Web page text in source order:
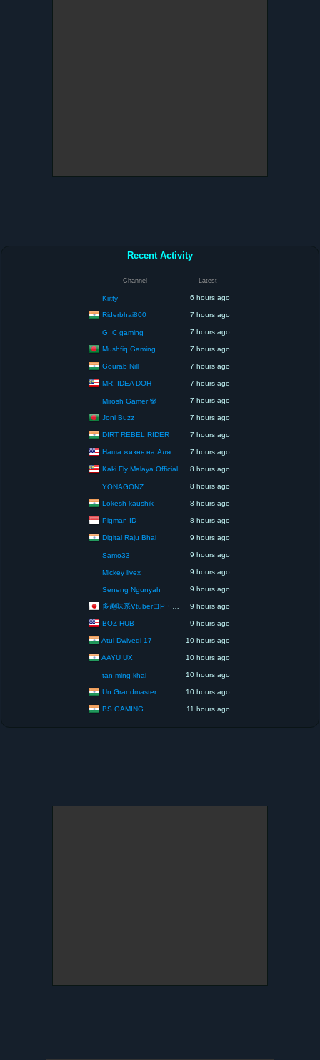
Recent Activity
Channel Latest
Kiitty 6 hours ago
Riderbhai800 7 hours ago
G_C gaming 7 hours ago
Mushfiq Gaming 7 hours ago
Gourab Nill 7 hours ago
MR. IDEA DOH 7 hours ago
Mirosh Gamer 🐼 7 hours ago
Joni Buzz 7 hours ago
DIRT REBEL RIDER 7 hours ago
Наша жизнь на Аляске США 7 hours ago
Kaki Fly Malaya Official 8 hours ago
YONAGONZ 8 hours ago
Lokesh kaushik 8 hours ago
Pigman ID 8 hours ago
Digital Raju Bhai 9 hours ago
Samo33 9 hours ago
Mickey livex 9 hours ago
Seneng Ngunyah 9 hours ago
多趣味系VtuberヨP・モリア・アダムス閣下（パペット使いヨP閣下） 9 hours ago
BOZ HUB 9 hours ago
Atul Dwivedi 17 10 hours ago
AAYU UX 10 hours ago
tan ming khai 10 hours ago
Un Grandmaster 10 hours ago
BS GAMING 11 hours ago